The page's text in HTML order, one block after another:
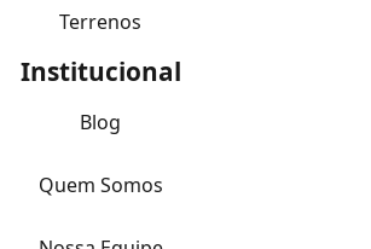
Terrenos
Institucional
Blog
Quem Somos